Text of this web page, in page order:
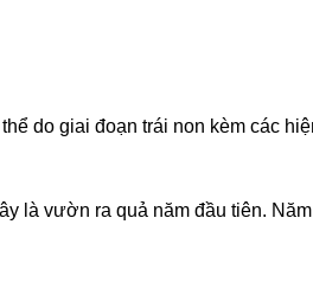
do giai đoạn trái non kèm các
là vườn ra quả năm đầu tiên. Năm